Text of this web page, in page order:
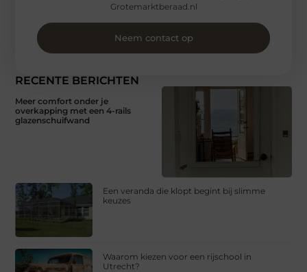
RECENTE BERICHTEN
Meer comfort onder je
overkapping met een 4-rails
glazenschuifwand
Een veranda die klopt begint bij slimme
keuzes
Waarom kiezen voor een rijschool in
Utrecht?
Grotemarktberaad.nl
Neem contact op